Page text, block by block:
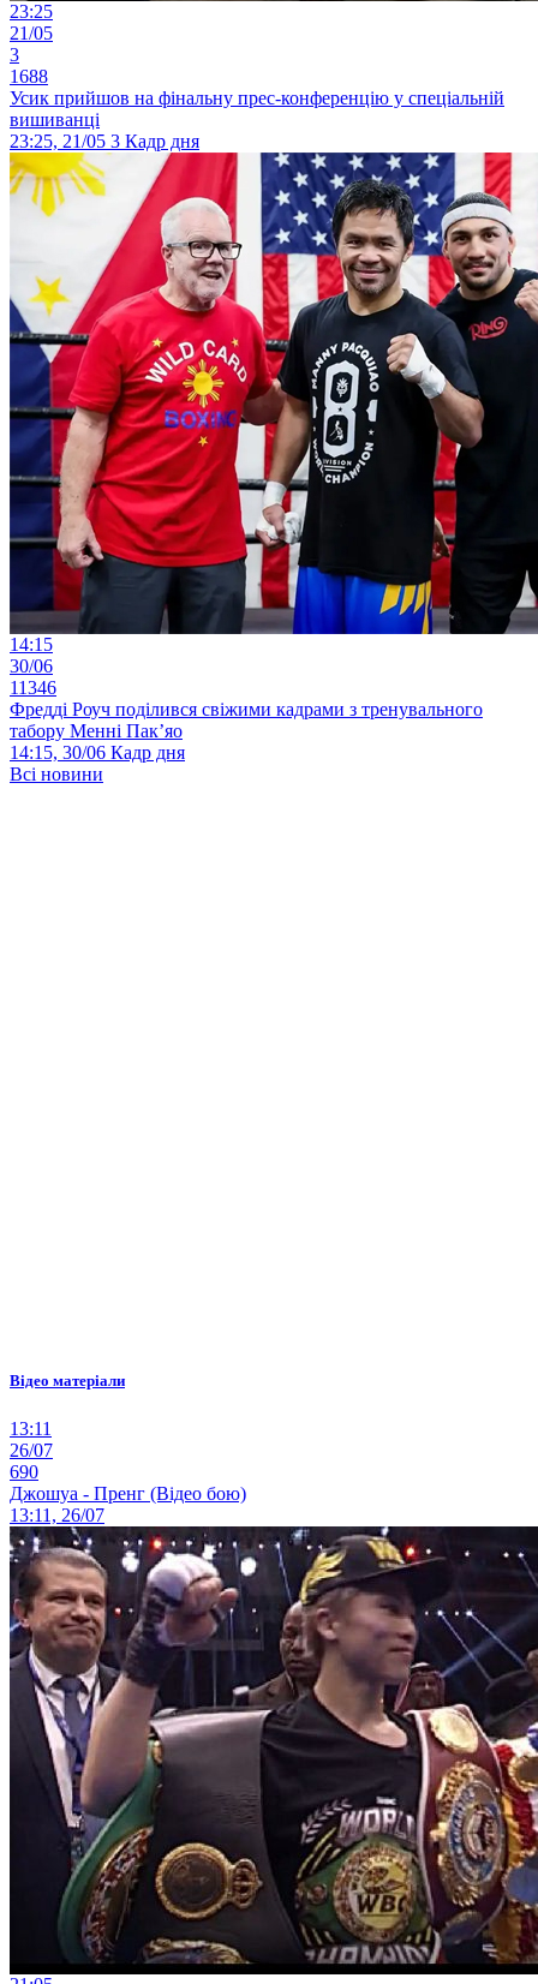
23:25
21/05
3
1688
Усик прийшов на фінальну прес-конференцію у спеціальній
вишиванці
23:25, 21/05 3 Кадр дня
14:15
30/06
11346
Фредді Роуч поділився свіжими кадрами з тренувального
табору Менні Пак’яо
14:15, 30/06 Кадр дня
Всі новини
Відео матеріали
13:11
26/07
690
Джошуа - Пренг (Відео бою)
13:11, 26/07